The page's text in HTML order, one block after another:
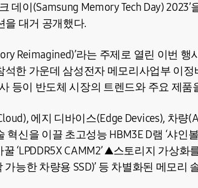
데이(Samsung Memory Tech Day)
을 대거 공개했다.
Reimagined)’라는 주제로 열린 이번 행
한 가운데 삼성전자 메모리사업부 이
등이 반도체 시장의 트렌드와 주요 제품
에지 디바이스(Edge Devices), 차량
신을 이끌 초고성능 HBM3E D램 ‘샤인
‘LPDDR5X CAMM2’ ▲스토리지 가상
가능한 차량용 SSD)’ 등 차별화된 메모리